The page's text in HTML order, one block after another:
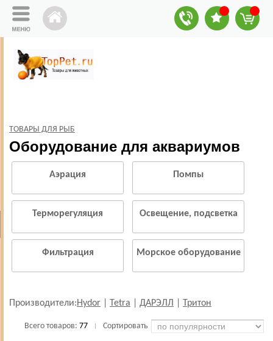
ТОВАРЫ ДЛЯ РЫБ
Оборудование для аквариумов
Аэрация Помпы
Терморегуляция Освещение, подсветка
Фильтрация Морское оборудование
Производители:Hydor Tetra ДАРЭЛЛ Тритон
Всего товаров: 77 Сортировать